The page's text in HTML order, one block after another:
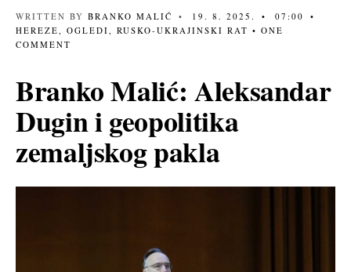
WRITTEN BY BRANKO MALIĆ • 19. 8. 2025. • 07:00
•
HEREZE, OGLEDI, RUSKO-UKRAJINSKI RAT • ONE
COMMENT
Branko Malić: Aleksandar
Dugin i geopolitika
zemaljskog pakla